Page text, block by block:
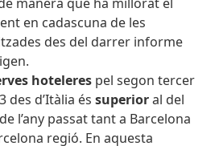
en cadascuna de les
des del darrer informe
hoteleres pel segon tercer
des d’Itàlia éssuperioral del
l’any passat tant a Barcelona
regió. En aquesta